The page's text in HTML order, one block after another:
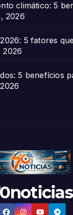
climático: 5
2026
5 fatores
2026
5 benefícios